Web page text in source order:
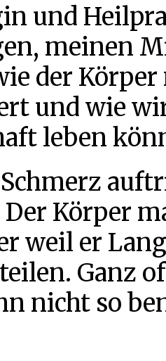
und
meinen
der
und wie
leben
Körper
weil er
Ganz
nicht so